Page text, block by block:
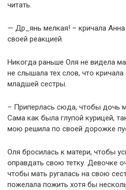
читать.
— Др_янь мелкая! – кричала
своей реакцией.
Никогда раньше Оля не видела
не слышала тех слов, что
младшей сестры.
– Приперлась сюда, чтобы дочь
Сама как была глупой курицей,
мою решила по своей дорожке
Оля бросилась к матери, чтобы
оправдать свою тетку. Девочке
чтобы мать ругалась на свою
пожелала пожить хотя бы